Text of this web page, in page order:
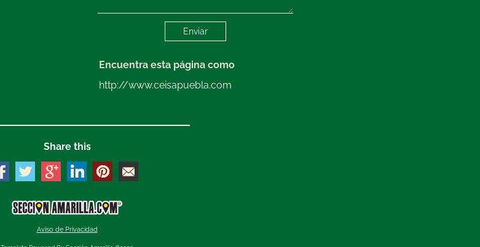
Encuentra esta página como
http://www.ceisapuebla.com
Share this
Aviso de Privacidad